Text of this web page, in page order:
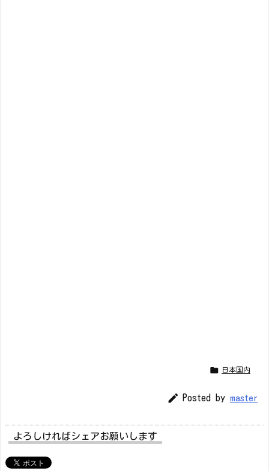
 日本国内
 Posted by master
よろしければシェアお願いします